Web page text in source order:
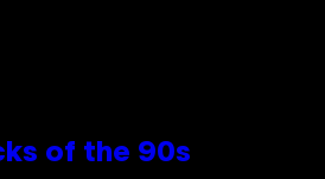
of the 90s